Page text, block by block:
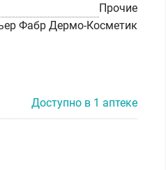
Прочие
Фабр Дермо-Косметик
Доступно в 1 аптеке